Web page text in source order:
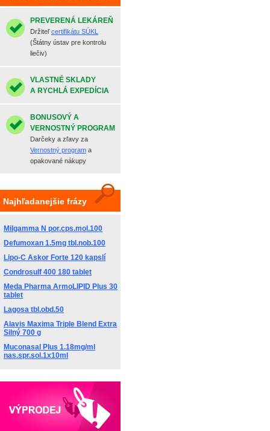
PREVERENÁ LEKÁREŇ
Držiteľcertifikátu SÚKL
(Štátny ústav pre kontrolu
liečiv)
VLASTNÉ SKLADY
A RYCHLÁ EXPEDÍCIA
BONUSOVÝ A
VERNOSTNÝ PROGRAM
Darčeky a zľavy za
Vernostný program a
opakované nákupy
Najhľadanejšie frázy
Milgamma N por.cps.mol.100
Defumoxan 1.5mg tbl.nob.100
Lipo-C Askor Forte 120 kapslí
Condrosulf 400 180 tablet
Meda Pharma ArmoLIPID Plus 30
tablet
Lagosa tbl.obd.50
Alavis Maxima Triple Blend Extra
Silný 700 g
Muconasal Plus 1.18mg/ml
nas.spr.sol.1x10ml